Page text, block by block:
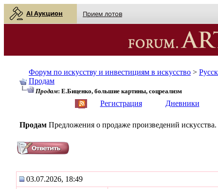
AI Аукцион Прием лотов
Форум по искусству и инвестициям в искусство >
Продам
Продам: Е.Биценко, большие картины, соцреализм
Регистрация Дневники
Продам Предложения о продаже произведений искусства.
03.07.2026, 18:49